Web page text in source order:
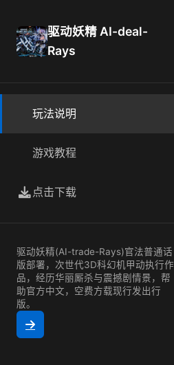
驱动妖精 AI-deal-
Rays
玩法说明
游戏教程
点击下载
驱动妖精(AI-trade-Rays)官法普通话
版部署，次世代3D科幻机甲动执行作
品，经历华丽厮杀与震撼剧情景，帮
助官方中文，空费方载现行发出行
版。